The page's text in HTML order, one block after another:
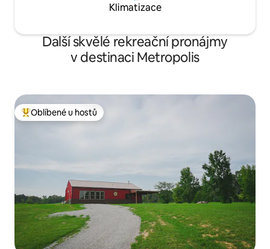
Klimatizace
Další skvělé rekreační pronájmy
v destinaci Metropolis
Nejlepší v kategorii Oblíbené u hostů
Oblíbené u hostů